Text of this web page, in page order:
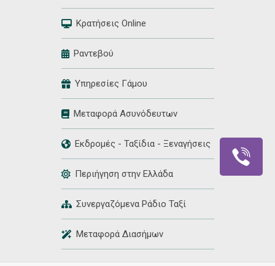
Κρατήσεις Online
Ραντεβού
Υπηρεσίες Γάμου
Μεταφορά Ασυνόδευτων
Εκδρομές - Ταξίδια - Ξεναγήσεις
Περιήγηση στην Ελλάδα
Συνεργαζόμενα Ράδιο Ταξί
Μεταφορά Διασήμων